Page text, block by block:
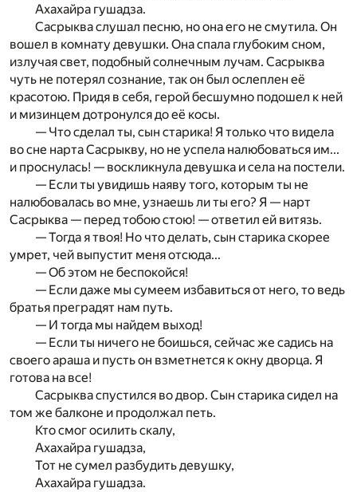
Ахахайра гушадза.
Сасрыква слушал песню, но она его не смутила. Он
вошел в комнату девушки. Она спала глубоким сном,
излучая свет, подобный солнечным лучам. Сасрыква
чуть не потерял сознание, так он был ослеплен её
красотою. Придя в себя, герой бесшумно подошел к ней
и мизинцем дотронулся до её косы.
— Что сделал ты, сын старика! Я только что видела
во сне нарта Сасрыкву, но не успела налюбоваться им...
и проснулась! — воскликнула девушка и села на постели.
— Если ты увидишь наяву того, которым ты не
налюбовалась во мне, узнаешь ли ты его? Я — нарт
Сасрыква — перед тобою стою! — ответил ей витязь.
— Тогда я твоя! Но что делать, сын старика скорее
умрет, чей выпустит меня отсюда...
— Об этом не беспокойся!
— Если даже мы сумеем избавиться от него, то ведь
братья преградят нам путь.
— И тогда мы найдем выход!
— Если ты ничего не боишься, сейчас же садись на
своего араша и пусть он взметнется к окну дворца. Я
готова на все!
Сасрыква спустился во двор. Сын старика сидел на
том же балконе и продолжал петь.
Кто смог осилить скалу,
Ахахайра гушадза,
Тот не сумел разбудить девушку,
Ахахайра гушадза.